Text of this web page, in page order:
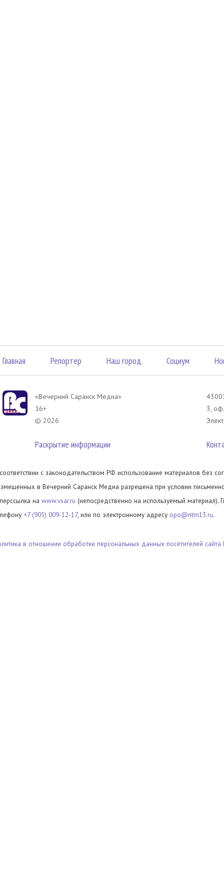
Главная Репортер Наш город Социум
«Вечерний Саранск Mедиа»
16+
© 2026
Раскрытие информации
3,
с законодательством РФ использование материалов без
в Вечерний Саранск Медиа разрешена при условии
на www.vsar.ru (непосредственно на используемый материал).
+7 (905) 009-12-17, или по электронному адресу opo@ntm13.ru.
в отношении обработки персональных данных посетителей